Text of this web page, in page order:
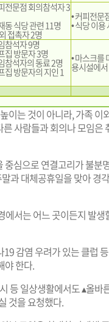
전문점 회의참석자 3
동 식당 관련 11명
접촉자 2명
• 커피전문
• 식당 이용
참석자 9명
집 방문자 3명
참석자의 동료 2명
집 방문자의 지인 1
• 마스크를
용시설에
이는 것이 아니라, 가족 이
사람들과 회의나 모임
심으로 연결고리가 불분
과 대체공휴일을 맞아 경
서는 어느 곳이든지 발
감염 우려가 있는 클럽
야 한다.
등 일상생활에서도 ▴올바
것을 요청했다.